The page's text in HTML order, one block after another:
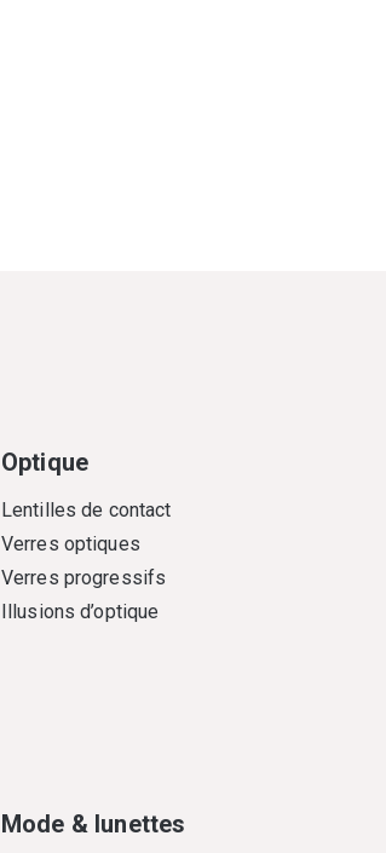
Optique
Lentilles de contact
Verres optiques
Verres progressifs
Illusions d’optique
Mode & lunettes